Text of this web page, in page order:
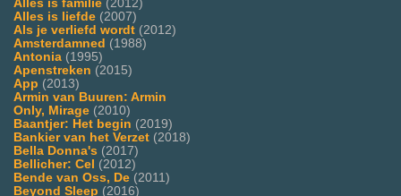
Alles is familie (2012)
Alles is liefde (2007)
Als je verliefd wordt (2012)
Amsterdamned (1988)
Antonia (1995)
Apenstreken (2015)
App (2013)
Armin van Buuren: Armin
Only, Mirage (2010)
Baantjer: Het begin (2019)
Bankier van het Verzet (2018)
Bella Donna's (2017)
Bellicher: Cel (2012)
Bende van Oss, De (2011)
Beyond Sleep (2016)